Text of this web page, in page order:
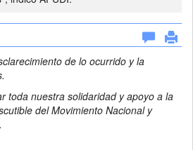
de lo ocurrido y la
toda nuestra solidaridad y apoyo a la
del Movimiento Nacional y